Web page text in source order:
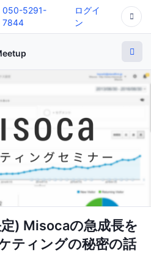
050-5291-
7844
ログイ
ン
) Misocaの急成長を
ティングの秘密の話